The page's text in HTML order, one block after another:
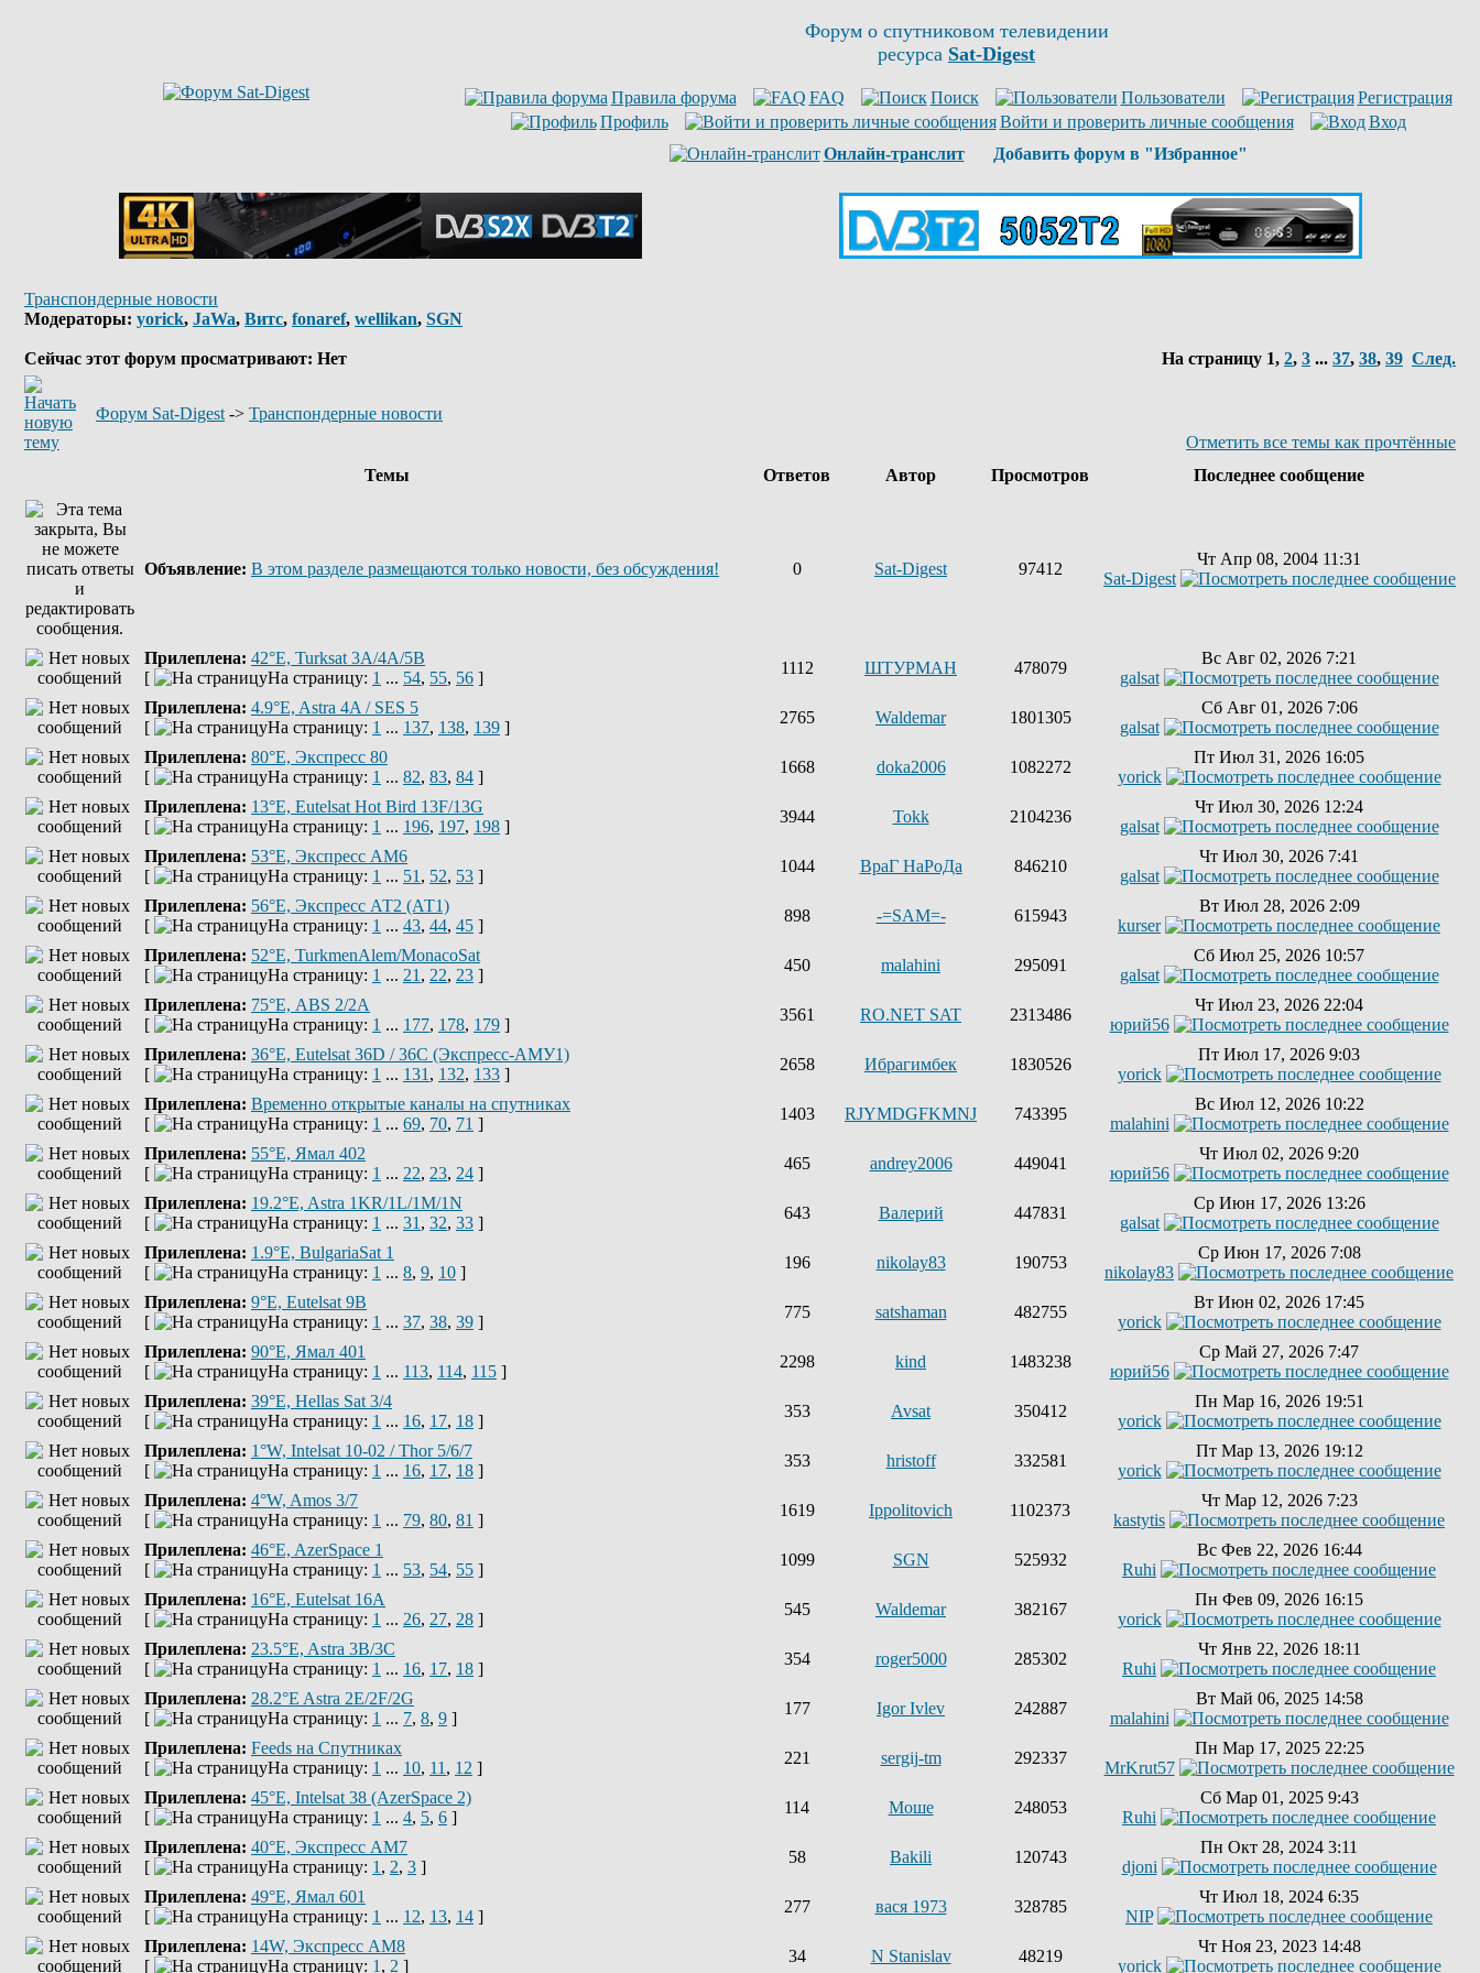
Форум о спутниковом телевидении
ресурса Sat-Digest
Правила форума FAQ Поиск Пользователи
Регистрация
Профиль
Войти и проверить личные сообщения
Вход
Онлайн-транслит
Добавить форум в "Избранное"
Транспондерные новости
Модераторы: yorick, JaWa, Витс, fonaref, wellikan, SGN
Сейчас этот форум просматривают: Нет На страницу 1, 2, 3 ... 37, 38, 39 След.
Форум Sat-Digest -> Транспондерные новости
Отметить все темы как прочтённые
Темы
Ответов Автор Просмотров Последнее сообщение
Объявление: В этом разделе размещаются только новости, без обсуждения! 0 Sat-Digest 97412
Чт Апр 08, 2004 11:31
Sat-Digest
Прилеплена: 42°E, Turksat 3A/4A/5B
[
На страницу: 1 ... 54, 55, 56 ]
1112 ШТУРМАН 478079
Вс Авг 02, 2026 7:21
galsat
Прилеплена: 4.9°E, Astra 4A / SES 5
[
На страницу: 1 ... 137, 138, 139 ]
2765 Waldemar 1801305
Сб Авг 01, 2026 7:06
galsat
Прилеплена: 80°E, Экспресс 80
[
На страницу: 1 ... 82, 83, 84 ]
1668 doka2006 1082272
Пт Июл 31, 2026 16:05
yorick
Прилеплена: 13°E, Eutelsat Hot Bird 13F/13G
[
На страницу: 1 ... 196, 197, 198 ]
3944 Tokk 2104236
Чт Июл 30, 2026 12:24
galsat
Прилеплена: 53°E, Экспресс AM6
[
На страницу: 1 ... 51 , 52, 53 ]
1044 ВраГ НаРоДа 846210
Чт Июл 30, 2026 7:41
galsat
Прилеплена: 56°E, Экспресс АТ2 (АТ1)
[
На страницу: 1 ... 43, 44, 45 ]
898 -=SAM=- 615943
Вт Июл 28, 2026 2:09
kurser
Прилеплена: 52°E, TurkmenAlem/MonacoSat
[
На страницу: 1 ... 21 , 22, 23 ]
450 malahini 295091
Сб Июл 25, 2026 10:57
galsat
Прилеплена: 75°Е, ABS 2/2A
[
На страницу: 1 ... 177, 178, 179 ]
3561 RO.NET SAT 2313486
Чт Июл 23, 2026 22:04
юрий56
Прилеплена: 36°E, Eutelsat 36D / 36C (Экспресс-АМУ1)
[
На страницу: 1 ... 131 , 132, 133 ]
2658 Ибрагимбек 1830526
Пт Июл 17, 2026 9:03
yorick
Прилеплена: Временно открытые каналы на спутниках
[
На страницу: 1 ... 69, 70, 71 ]
1403 RJYMDGFKMNJ 743395
Вс Июл 12, 2026 10:22
malahini
Прилеплена: 55°E, Ямал 402
[
На страницу: 1 ... 22, 23, 24 ]
465 andrey2006 449041
Чт Июл 02, 2026 9:20
юрий56
Прилеплена: 19.2°E, Astra 1KR/1L/1M/1N
[
На страницу: 1 ... 31 , 32, 33 ]
643 Валерий 447831
Ср Июн 17, 2026 13:26
galsat
Прилеплена: 1.9°E, BulgariaSat 1
[
На страницу: 1 ... 8, 9, 10 ]
196 nikolay83 190753
Ср Июн 17, 2026 7:08
nikolay83
Прилеплена: 9°E, Eutelsat 9B
[
На страницу: 1 ... 37, 38, 39 ]
775 satshaman 482755
Вт Июн 02, 2026 17:45
yorick
Прилеплена: 90°E, Ямал 401
[
На страницу: 1 ... 113, 114, 115 ]
2298 kind 1483238
Ср Май 27, 2026 7:47
юрий56
Прилеплена: 39°E, Hellas Sat 3/4
[
На страницу: 1 ... 16, 17, 18 ]
353 Avsat 350412
Пн Мар 16, 2026 19:51
yorick
Прилеплена: 1°W, Intelsat 10-02 / Thor 5/6/7
[
На страницу: 1 ... 16, 17, 18 ]
353 hristoff 332581
Пт Мар 13, 2026 19:12
yorick
Прилеплена: 4°W, Amos 3/7
[
На страницу: 1 ... 79, 80, 81 ]
1619 Ippolitovich 1102373
Чт Мар 12, 2026 7:23
kastytis
Прилеплена: 46°E, AzerSpace 1
[
На страницу: 1 ... 53, 54, 55 ]
1099 SGN 525932
Вс Фев 22, 2026 16:44
Ruhi
Прилеплена: 16°E, Eutelsat 16A
[
На страницу: 1 ... 26, 27, 28 ]
545 Waldemar 382167
Пн Фев 09, 2026 16:15
yorick
Прилеплена: 23.5°E, Astra 3B/3C
[
На страницу: 1 ... 16, 17, 18 ]
354 roger5000 285302
Чт Янв 22, 2026 18:11
Ruhi
Прилеплена: 28.2°E Astra 2E/2F/2G
[
На страницу: 1 ... 7, 8, 9 ]
177 Igor Ivlev 242887
Вт Май 06, 2025 14:58
malahini
Прилеплена: Feeds на Спутниках
[
На страницу: 1 ... 10, 11 , 12 ]
221 sergij-tm 292337
Пн Мар 17, 2025 22:25
MrKrut57
Прилеплена: 45°E, Intelsat 38 (AzerSpace 2)
[
На страницу: 1 ... 4, 5, 6 ]
114 Моше 248053
Сб Мар 01, 2025 9:43
Ruhi
Прилеплена: 40°E, Экспресс AM7
[
На страницу: 1 , 2, 3 ]
58 Bakili 120743
Пн Окт 28, 2024 3:11
djoni
Прилеплена: 49°E, Ямал 601
[
На страницу: 1 ... 12, 13, 14 ]
277 вася 1973 328785
Чт Июл 18, 2024 6:35
NIP
Прилеплена: 14W, Экспресс АМ8
[
На страницу: 1 , 2 ]
34 N Stanislav 48219
Чт Ноя 23, 2023 14:48
yorick